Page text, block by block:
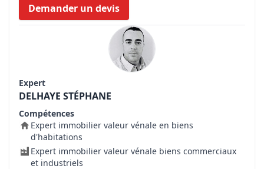
Demander un devis
Expert
DELHAYE STÉPHANE
Compétences
Expert immobilier valeur vénale en biens
d'habitations
Expert immobilier valeur vénale biens commerciaux
et industriels